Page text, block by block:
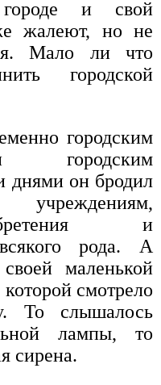
и свой
жалеют, но не
Мало ли что
городской
городским
городским
днями он бродил
и
всякого рода. А
маленькой
смотрело
То слышалось
лампы, то
сирена.